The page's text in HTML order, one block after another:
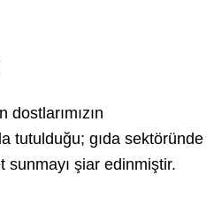
tutulduğu; gıda sektöründe
şiar edinmiştir.